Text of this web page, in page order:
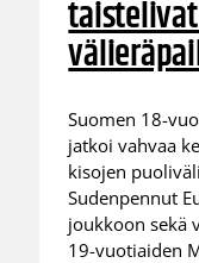
Suomen 18-
jatkoi vahvaa
kisojen
Sudenpennut
joukkoon sekä
19-vuotiaiden